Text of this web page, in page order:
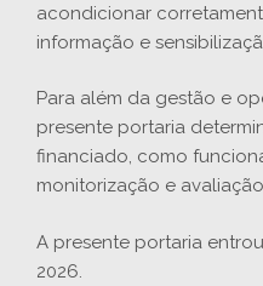
acondicionar
informação e
Para além da gestão e
presente portaria
financiado, como
monitorização e
A presente portaria
2026.